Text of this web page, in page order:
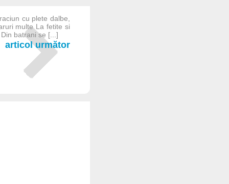
cu plete dalbe,
multe La fetite si
batrani se [...]
articol următor